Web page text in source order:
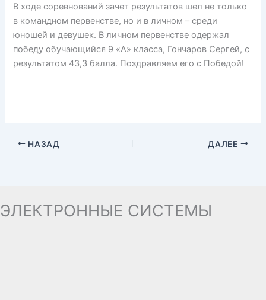
В ходе соревнований зачет результатов шел не только
в командном первенстве, но и в личном – среди
юношей и девушек. В личном первенстве одержал
победу обучающийся 9 «А» класса, Гончаров Сергей, с
результатом 43,3 балла. Поздравляем его с Победой!
НАЗАД ДАЛЕЕ
ЭЛЕКТРОННЫЕ СИСТЕМЫ